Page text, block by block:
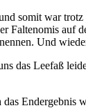
somit war
Faltenomis
Und
das Leefaß